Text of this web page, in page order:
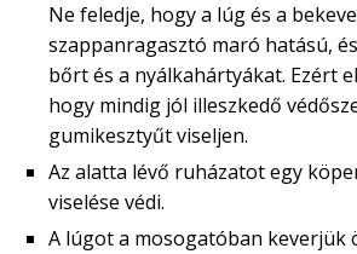
Ne feledje, hogy a lúg és a
szappanragasztó maró hatású,
bőrt és a nyálkahártyákat. Ezért
hogy mindig jól illeszkedő
gumikesztyűt viseljen.
Az alatta lévő ruházatot egy
viselése védi.
A lúgot a mosogatóban keverjük